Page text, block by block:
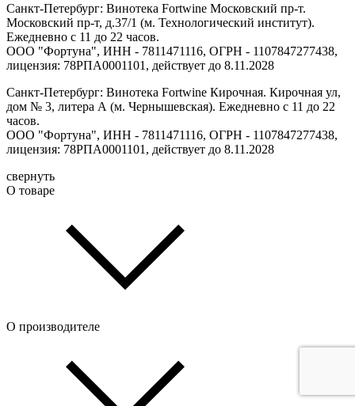
Санкт-Петербург: Винотека Fortwine Московский пр-т.
Московский пр-т, д.37/1 (м. Технологический институт).
Ежедневно с 11 до 22 часов.
ООО "Фортуна", ИНН - 7811471116, ОГРН - 1107847277438,
лицензия: 78РПА0001101, действует до 8.11.2028
Санкт-Петербург: Винотека Fortwine Кирочная. Кирочная ул,
дом № 3, литера А (м. Чернышевская). Ежедневно с 11 до 22
часов.
ООО "Фортуна", ИНН - 7811471116, ОГРН - 1107847277438,
лицензия: 78РПА0001101, действует до 8.11.2028
свернуть
О товаре
О производителе